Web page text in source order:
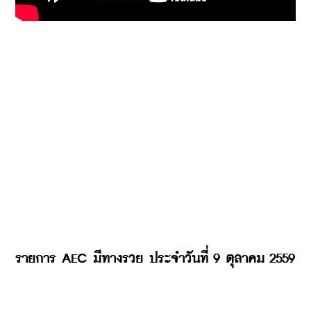
รายการ AEC มีทางรวย ประจำวันที่ 9 ตุลาคม 2559